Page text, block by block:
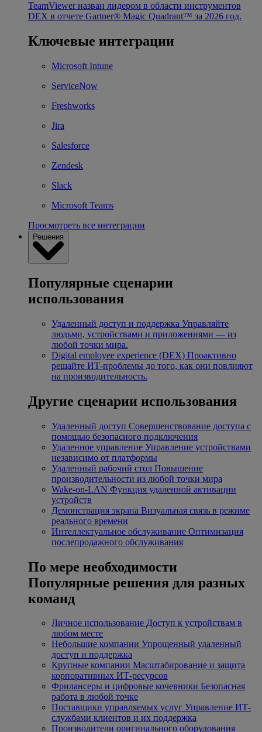
TeamViewer назван лидером в области инструментов
DEX в отчете Gartner® Magic Quadrant™ за 2026 год.
Ключевые интеграции
Microsoft Intune
ServiceNow
Freshworks
Jira
Salesforce
Zendesk
Slack
Microsoft Teams
Просмотреть все интеграции
Решения
Популярные сценарии
использования
Удаленный доступ и поддержка Управляйте
людьми, устройствами и приложениями — из
любой точки мира.
Digital employee experience (DEX) Проактивно
решайте ИТ-проблемы до того, как они повлияют
на производительность.
Другие сценарии использования
Удаленный доступ Совершенствование доступа с
помощью безопасного подключения
Удаленное управление Управление устройствами
независимо от платформы
Удаленный рабочий стол Повышение
производительности из любой точки мира
Wake-on-LAN Функция удаленной активации
устройств
Демонстрация экрана Визуальная связь в режиме
реального времени
Интеллектуальное обслуживание Оптимизация
послепродажного обслуживания
По мере необходимости
Популярные решения для разных
команд
Личное использование Доступ к устройствам в
любом месте
Небольшие компании Упрощенный удаленный
доступ и поддержка
Крупные компании Масштабирование и защита
корпоративных ИТ-ресурсов
Фрилансеры и цифровые кочевники Безопасная
работа в любой точке
Поставщики управляемых услуг Управление ИТ-
службами клиентов и их поддержка
Производители оригинального оборудования